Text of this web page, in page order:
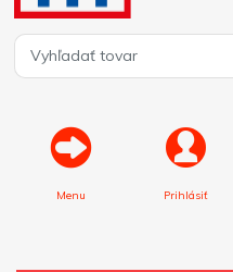
Menu Prihlásiť